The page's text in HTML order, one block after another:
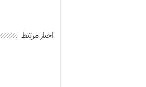
اخبار مرتبط